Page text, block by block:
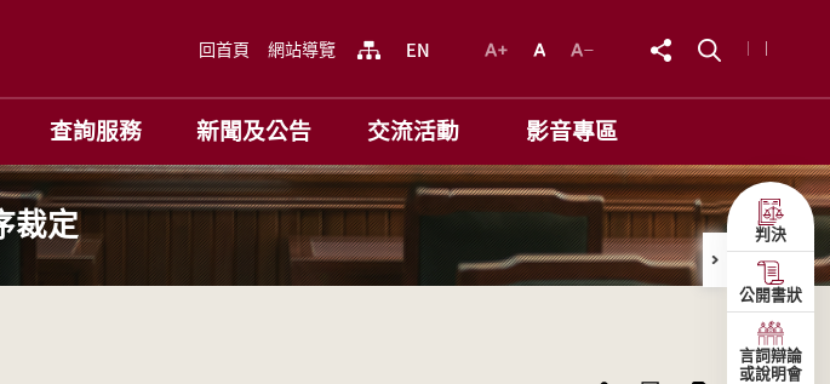
回首頁 網站導覽
查詢服務 新聞及公告 交流活動 影音專區
裁定 判決
公開書狀
言詞辯論
或說明會